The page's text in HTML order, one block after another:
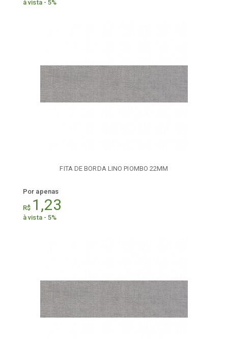
à vista - 5%
FITA DE BORDA LINO PIOMBO 22MM
Por apenas
R$ 1,23
à vista - 5%